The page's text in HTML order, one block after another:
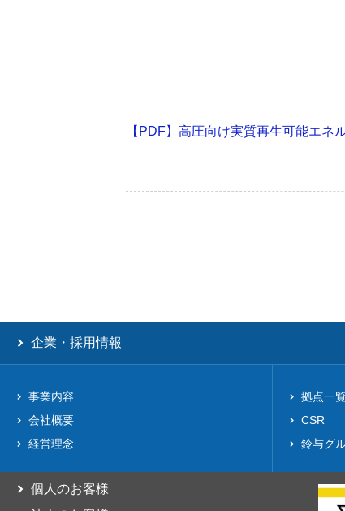
【PDF】高圧向け実質再生可能エネ
企業・採用情報
事業内容
会社概要
経営理念
拠点一
CSR
鈴与グ
個人のお客様